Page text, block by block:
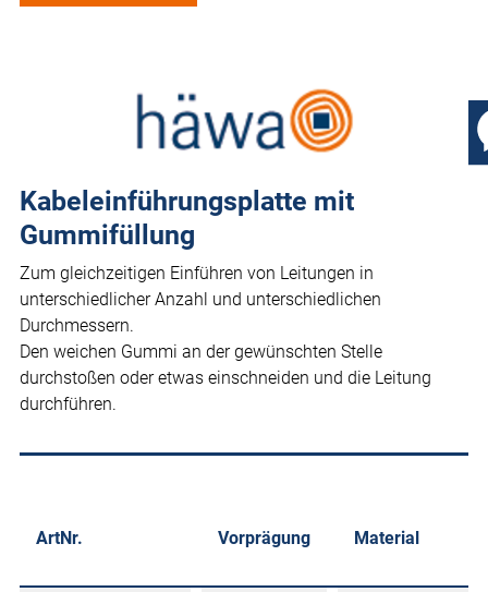
Kabeleinführungsplatte mit
Gummifüllung
Zum gleichzeitigen Einführen von Leitungen in
unterschiedlicher Anzahl und unterschiedlichen
Durchmessern.
Den weichen Gummi an der gewünschten Stelle
durchstoßen oder etwas einschneiden und die Leitung
durchführen.
ArtNr. Vorprägung Material